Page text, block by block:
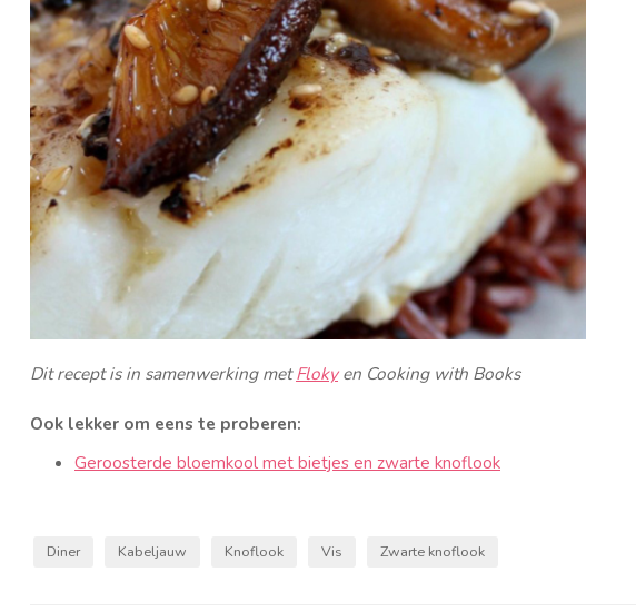
Dit recept is in samenwerking metFlokyen Cooking with Books
Ook lekker om eens te proberen:
Geroosterde bloemkool met bietjes en zwarte knoflook
Diner Kabeljauw Knoflook Vis Zwarte knoflook